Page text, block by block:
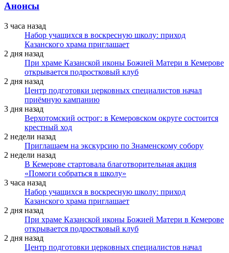
Анонсы
3 часа назад
Набор учащихся в воскресную школу: приход
Казанского храма приглашает
2 дня назад
При храме Казанской иконы Божией Матери в Кемерове
открывается подростковый клуб
2 дня назад
Центр подготовки церковных специалистов начал
приёмную кампанию
3 дня назад
Верхотомский острог: в Кемеровском округе состоится
крестный ход
2 недели назад
Приглашаем на экскурсию по Знаменскому собору
2 недели назад
В Кемерове стартовала благотворительная акция
«Помоги собраться в школу»
3 часа назад
Набор учащихся в воскресную школу: приход
Казанского храма приглашает
2 дня назад
При храме Казанской иконы Божией Матери в Кемерове
открывается подростковый клуб
2 дня назад
Центр подготовки церковных специалистов начал